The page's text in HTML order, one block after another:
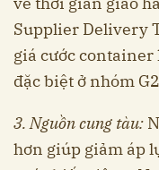
Supplier Delivery
giá cước
đặc biệt ở nhóm
3.Nguồn cung tàu:
hơn giúp giảm áp